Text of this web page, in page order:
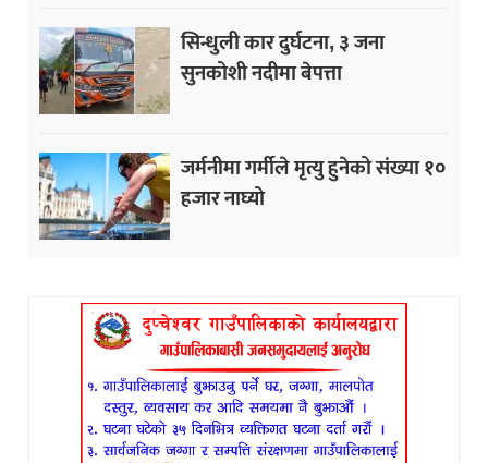
सिन्धुली कार दुर्घटना, ३ जना
सुनकोशी नदीमा बेपत्ता
जर्मनीमा गर्मीले मृत्यु हुनेको संख्या १०
हजार नाघ्यो